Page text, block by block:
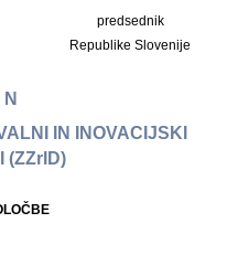
predsednik
Republike Slovenije
IN INOVACIJSKI
(ZZrID)